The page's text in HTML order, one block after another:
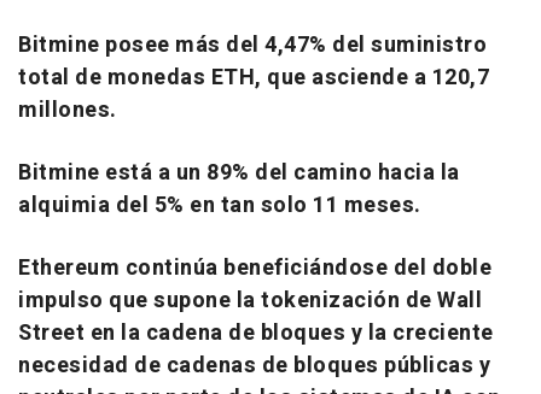
Bitmine posee más del 4,47% del suministro
total de monedas ETH, que asciende a 120,7
millones.
Bitmine está a un 89% del camino hacia la
alquimia del 5% en tan solo 11 meses.
Ethereum continúa beneficiándose del doble
impulso que supone la tokenización de Wall
Street en la cadena de bloques y la creciente
necesidad de cadenas de bloques públicas y